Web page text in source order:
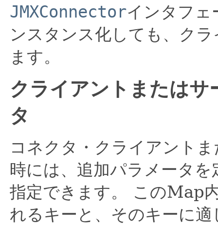
JMXConnectorインタフェ
ンスタンス化しても、ク
ます。
クライアントまたは
タ
コネクタ・クライアント
時には、追加パラメータを
指定できます。
このMap
れるキーと、そのキーに